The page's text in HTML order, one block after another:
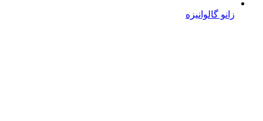
زانو گالوانیزه